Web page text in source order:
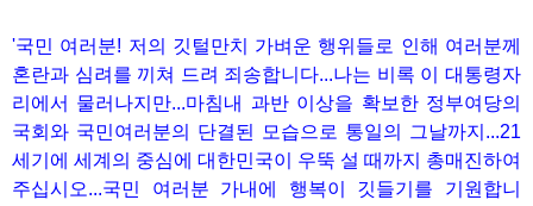
'국민 여러분! 저의 깃털만치 가벼운 행위들로 인해 여러분께
혼란과 심려를 끼쳐 드려 죄송합니다...나는 비록 이 대통령자
리에서 물러나지만...마침내 과반 이상을 확보한 정부여당의
국회와 국민여러분의 단결된 모습으로 통일의 그날까지...21
세기에 세계의 중심에 대한민국이 우뚝 설 때까지 총매진하여
주십시오...국민 여러분 가내에 행복이 깃들기를 기원합니